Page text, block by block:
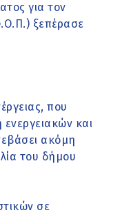
για τον
ξεπέρασε
που
και
ακόμη
του δήμου
σε